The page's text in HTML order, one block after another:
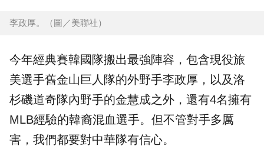
李政厚。（圖／美聯社）
今年經典賽韓國隊搬出最強陣容 ，包含現役旅
美選手舊金山巨人隊的外野手李政厚 ，以及洛
杉磯道奇隊內野手的金慧成之外，還有4名擁有
MLB經驗的韓裔混血選手。但不管對手多厲
害，我們都要對中華隊有信心。